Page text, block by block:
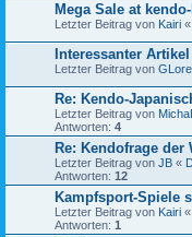
Mega Sale at
Letzter Beitrag von Kairi «
Interessanter
Letzter Beitrag von
Re: Kendo-
Letzter Beitrag von
Antworten: 4
Re: Kendofrage der
Letzter Beitrag von JB «
Antworten: 12
Kampfsport-Spiele
Letzter Beitrag von Kairi «
Antworten: 1